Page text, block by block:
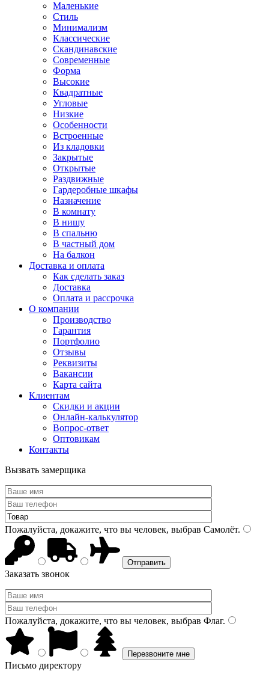
Маленькие
Стиль
Минимализм
Классические
Скандинавские
Современные
Форма
Высокие
Квадратные
Угловые
Низкие
Особенности
Встроенные
Из кладовки
Закрытые
Открытые
Раздвижные
Гардеробные шкафы
Назначение
В комнату
В нишу
В спальню
В частный дом
На балкон
Доставка и оплата
Как сделать заказ
Доставка
Оплата и рассрочка
О компании
Производство
Гарантия
Портфолио
Отзывы
Реквизиты
Вакансии
Карта сайта
Клиентам
Скидки и акции
Онлайн-калькулятор
Вопрос-ответ
Оптовикам
Контакты
Вызвать замерщика
Пожалуйста, докажите, что вы человек, выбрав Самолёт.
Заказать звонок
Пожалуйста, докажите, что вы человек, выбрав Флаг.
Письмо директору